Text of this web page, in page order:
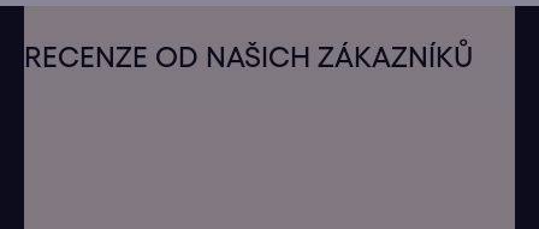
RECENZE OD NAŠICH ZÁKAZNÍKŮ